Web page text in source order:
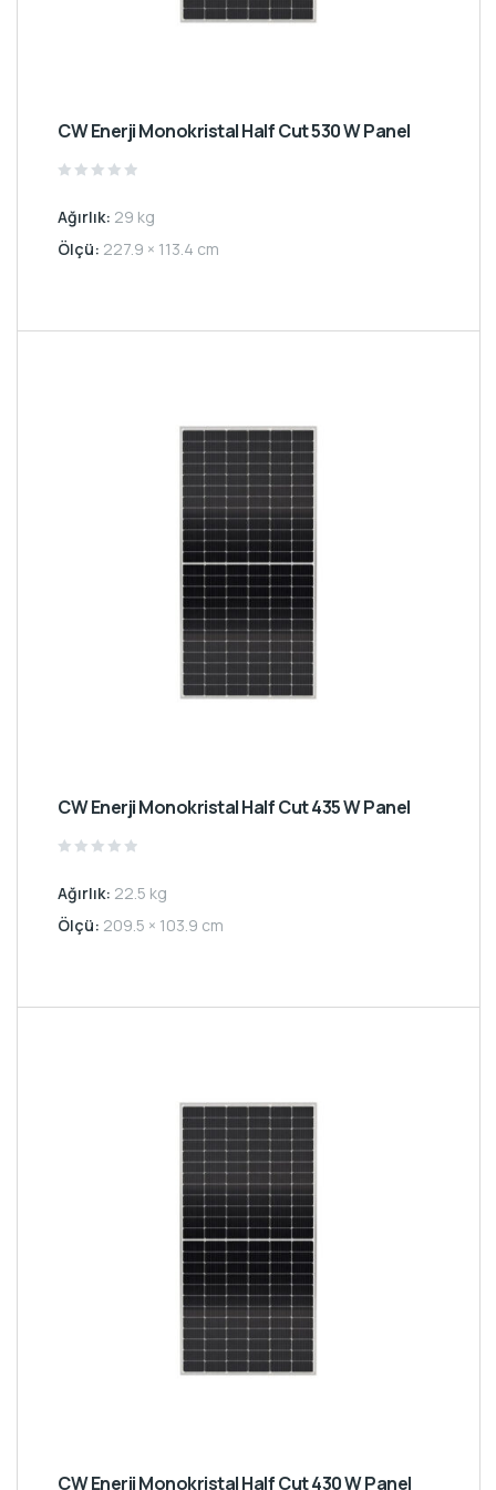
CW Enerji Monokristal Half Cut 530 W Panel
out
of
5
Ağırlık: 29 kg
Ölçü: 227.9 × 113.4 cm
CW Enerji Monokristal Half Cut 435 W Panel
out
of
5
Ağırlık: 22.5 kg
Ölçü: 209.5 × 103.9 cm
CW Enerji Monokristal Half Cut 430 W Panel